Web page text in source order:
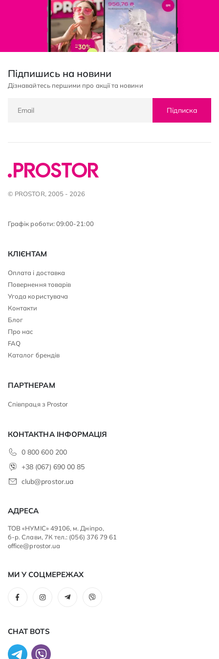
Підпишись на новини
Дізнавайтесь першими про акції та новини
Підписка
© PROSTOR, 2005 - 2026
Графік роботи: 09:00-21:00
КЛІЄНТАМ
Оплата і доставка
Повернення товарів
Угода користувача
Контакти
Блог
Про нас
FAQ
Каталог брендів
ПАРТНЕРАМ
Співпраця з Prostor
КОНТАКТНА ІНФОРМАЦІЯ
0 800 600 200
+38 (067) 690 00 85
club@prostor.ua
АДРЕСА
ТОВ «НУМІС» 49106, м. Дніпро,
б-р. Слави, 7К тел.: (056) 376 79 61
office@prostor.ua
МИ У СОЦМЕРЕЖАХ
CHAT BOTS